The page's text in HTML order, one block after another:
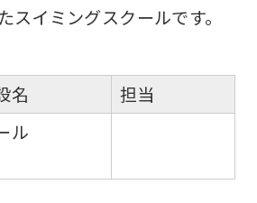
スイミングスクールです。
名
ル
担当
Central
website
automatically